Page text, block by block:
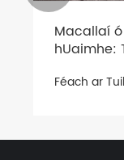
Macallaí
hUaimhe:
Féach ar